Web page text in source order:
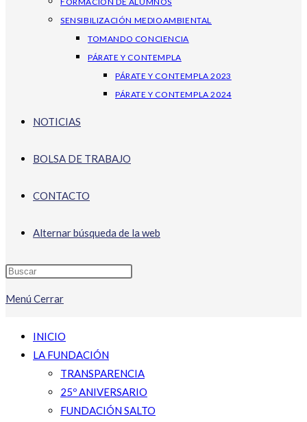
SENSIBILIZACIÓN MEDIOAMBIENTAL
TOMANDO CONCIENCIA
PÁRATE Y CONTEMPLA
PÁRATE Y CONTEMPLA 2023
PÁRATE Y CONTEMPLA 2024
NOTICIAS
BOLSA DE TRABAJO
CONTACTO
Alternar búsqueda de la web
Menú Cerrar
INICIO
LA FUNDACIÓN
TRANSPARENCIA
25º ANIVERSARIO
FUNDACIÓN SALTO